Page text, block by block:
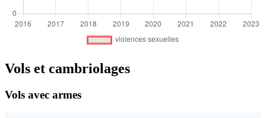
Vols et cambriolages
Vols avec armes